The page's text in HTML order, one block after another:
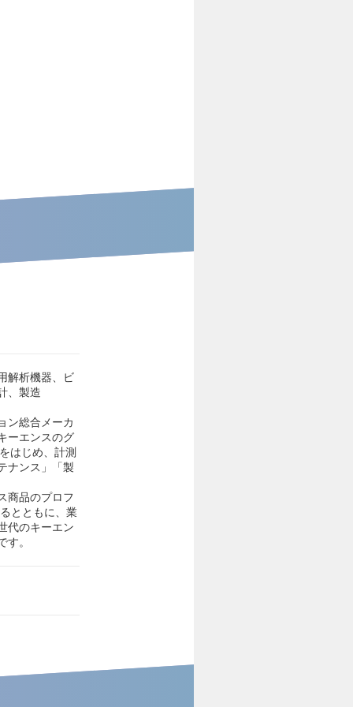
解析機器、ビ
、製造
ン総合メーカ
ーエンスのグ
はじめ、計測
ナンス」「製
商品のプロフ
とともに、業
代のキーエン
。